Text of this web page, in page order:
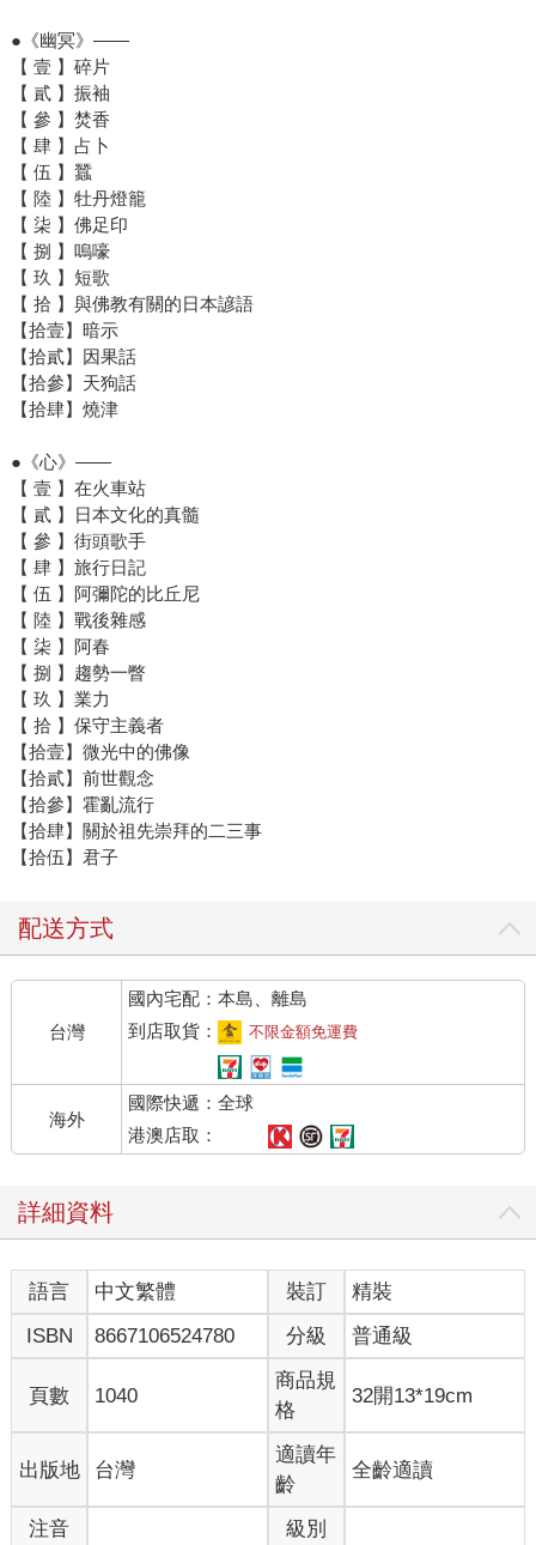
●《幽冥》——
【 壹 】碎片
【 貳 】振袖
【 參 】焚香
【 肆 】占卜
【 伍 】蠶
【 陸 】牡丹燈籠
【 柒 】佛足印
【 捌 】嗚嚎
【 玖 】短歌
【 拾 】與佛教有關的日本諺語
【拾壹】暗示
【拾貳】因果話
【拾參】天狗話
【拾肆】燒津
●《心》——
【 壹 】在火車站
【 貳 】日本文化的真髓
【 參 】街頭歌手
【 肆 】旅行日記
【 伍 】阿彌陀的比丘尼
【 陸 】戰後雜感
【 柒 】阿春
【 捌 】趨勢一瞥
【 玖 】業力
【 拾 】保守主義者
【拾壹】微光中的佛像
【拾貳】前世觀念
【拾參】霍亂流行
【拾肆】關於祖先崇拜的二三事
【拾伍】君子
配送方式
台灣
國內宅配：本島、離島
到店取貨：
不限金額免運費
海外
國際快遞：全球
港澳店取：
詳細資料
語言 中文繁體 裝訂
精裝
ISBN
8667106524780 分級 普通級
頁數 1040
商品規
格
32開13*19cm
出版地 台灣
適讀年
齡
全齡適讀
注音 級別